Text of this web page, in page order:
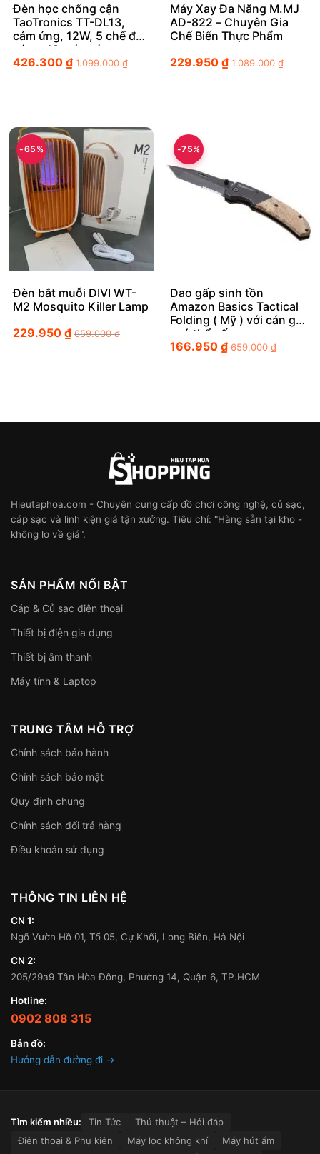
Đèn học chống cận
TaoTronics TT-DL13,
cảm ứng, 12W, 5 chế độ
sáng, 10 mức sáng
426.300 ₫ 1.099.000₫
Máy Xay Đa Năng M.MJ
AD-822 – Chuyên Gia
Chế Biến Thực Phẩm
229.950₫ 1.089.000₫
-65%
Đèn bắt muỗi DIVI WT-
M2 Mosquito Killer Lamp
229.950 ₫ 659.000₫
-75%
Dao gấp sinh tồn
Amazon Basics Tactical
Folding ( Mỹ ) với cán gỗ
, có thể gấp gọn
166.950₫ 659.000₫
Hieutaphoa.com - Chuyên cung cấp đồ chơi công nghệ, củ sạc,
cáp sạc và linh kiện giá tận xưởng. Tiêu chí: "Hàng sẵn tại kho -
không lo về giá".
SẢN PHẨM NỔI BẬT
Cáp & Củ sạc điện thoại
Thiết bị điện gia dụng
Thiết bị âm thanh
Máy tính & Laptop
TRUNG TÂM HỖ TRỢ
Chính sách bảo hành
Chính sách bảo mật
Quy định chung
Chính sách đổi trả hàng
Điều khoản sử dụng
THÔNG TIN LIÊN HỆ
CN 1:
Ngõ Vườn Hồ 01, Tổ 05, Cự Khối, Long Biên, Hà Nội
CN 2:
205/29a9 Tân Hòa Đông, Phường 14, Quận 6, TP.HCM
Hotline:
0902 808 315
Bản đồ:
Hướng dẫn đường đi →
Tìm kiếm nhiều: Tin Tức
Thủ thuật – Hỏi đáp
Điện thoại & Phụ kiện
Máy lọc không khí
Máy hút ẩm